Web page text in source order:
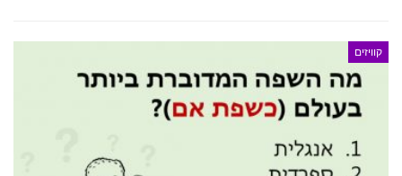
קוויזים